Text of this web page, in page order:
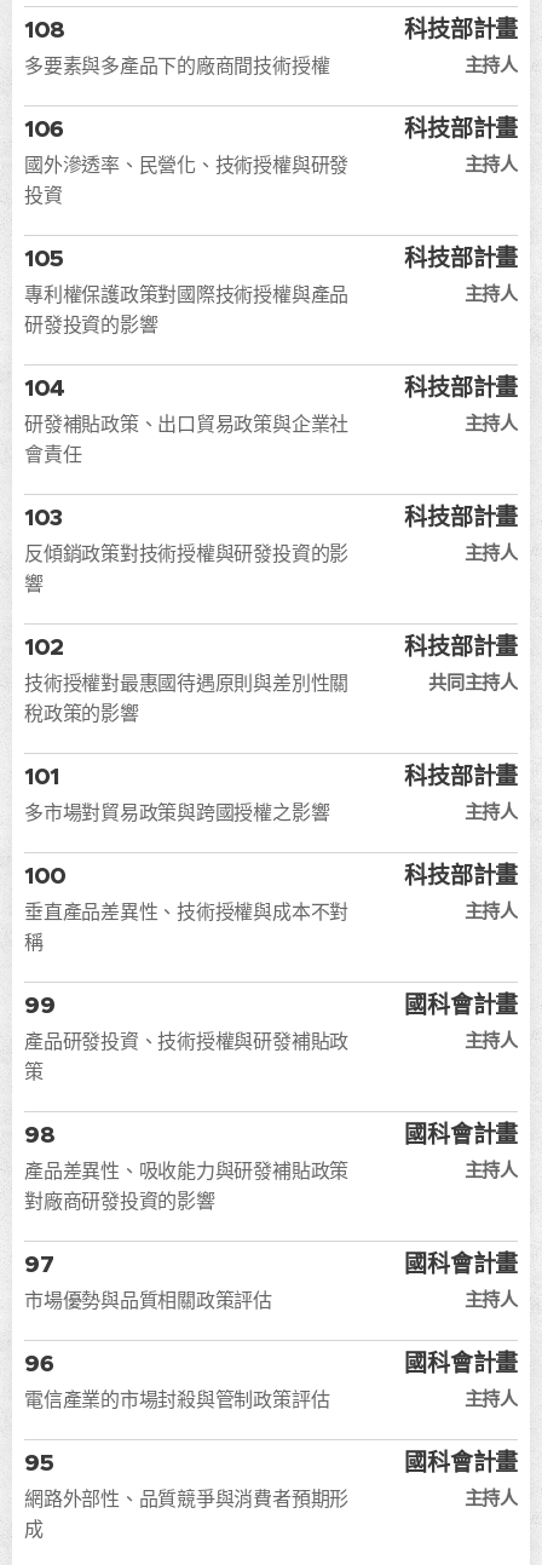
108
多要素與多產品下的廠商間技術授權
科技部計畫
主持人
106
國外滲透率、民營化、技術授權與研發
投資
科技部計畫
主持人
105
專利權保護政策對國際技術授權與產品
研發投資的影響
科技部計畫
主持人
104
研發補貼政策、出口貿易政策與企業社
會責任
科技部計畫
主持人
103
反傾銷政策對技術授權與研發投資的影
響
科技部計畫
主持人
102
技術授權對最惠國待遇原則與差別性關
稅政策的影響
科技部計畫
共同主持人
101
多市場對貿易政策與跨國授權之影響
科技部計畫
主持人
100
垂直產品差異性、技術授權與成本不對
稱
科技部計畫
主持人
99
產品研發投資、技術授權與研發補貼政
策
國科會計畫
主持人
98
產品差異性、吸收能力與研發補貼政策
對廠商研發投資的影響
國科會計畫
主持人
97
市場優勢與品質相關政策評估
國科會計畫
主持人
96
電信產業的市場封殺與管制政策評估
國科會計畫
主持人
95
網路外部性、品質競爭與消費者預期形
成
國科會計畫
主持人